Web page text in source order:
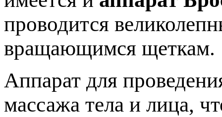
проводится
вращающимся щеткам.
Аппарат для
массажа тела и лица,